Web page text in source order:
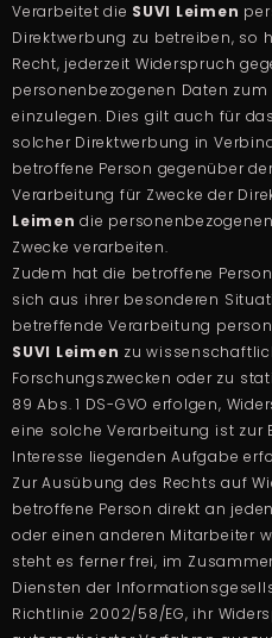
Verarbeitet die SUVI Leimen
Direktwerbung zu betreiben, so
Recht, jederzeit Widerspruch
personenbezogenen Daten
einzulegen. Dies gilt auch für
solcher Direktwerbung in
betroffene Person gegenüber
Verarbeitung für Zwecke der
Leimen die
Zwecke verarbeiten.
Zudem hat die betroffene
sich aus ihrer besonderen
betreffende Verarbeitung
SUVI Leimen zu
Forschungszwecken oder zu
89 Abs. 1 DS-GVO erfolgen,
eine solche Verarbeitung ist zur
Interesse liegenden Aufgabe
Zur Ausübung des Rechts auf
betroffene Person direkt an
oder einen anderen Mitarbeiter
steht es ferner frei, im
Diensten der
Richtlinie 2002/58/EG, ihr